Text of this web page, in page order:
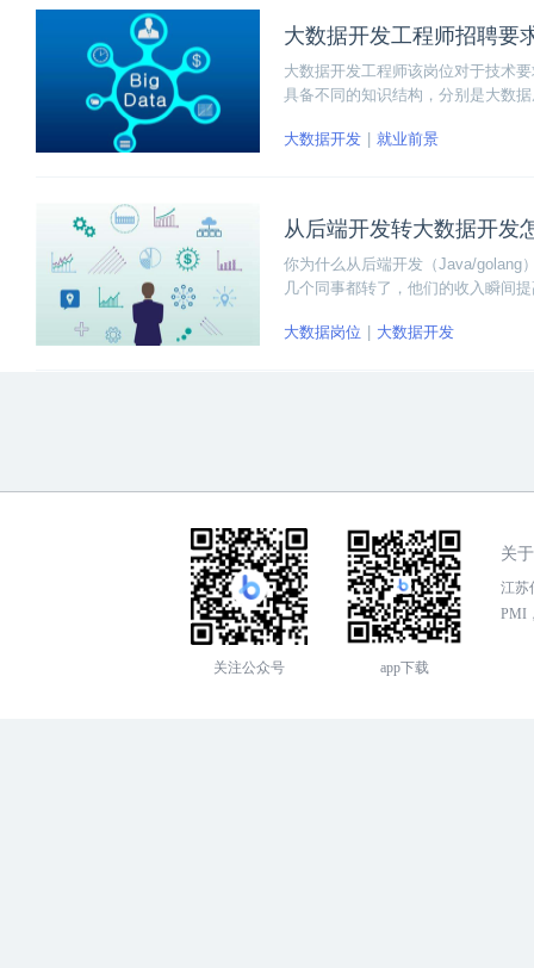
大数据开发工程师招聘要
大数据开发工程师该岗位对于技术
具备不同的知识结构，分别是大数
大数据开发 就业前景
从后端开发转大数据开发
你为什么从后端开发（Java/golang
几个同事都转了，他们的收入瞬间
大数据岗位
大数据开发
关注公众号 app下载
关
江苏
PMI